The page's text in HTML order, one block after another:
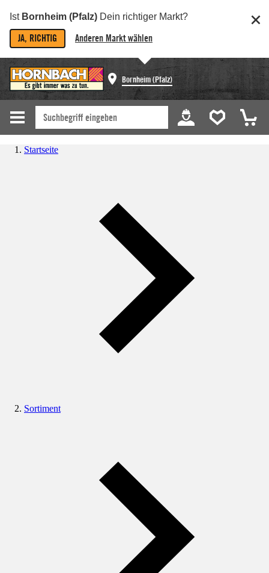
Ist Bornheim (Pfalz) Dein richtiger Markt?
JA, RICHTIG Anderen Markt wählen
Bornheim (Pfalz)
Startseite
Sortiment